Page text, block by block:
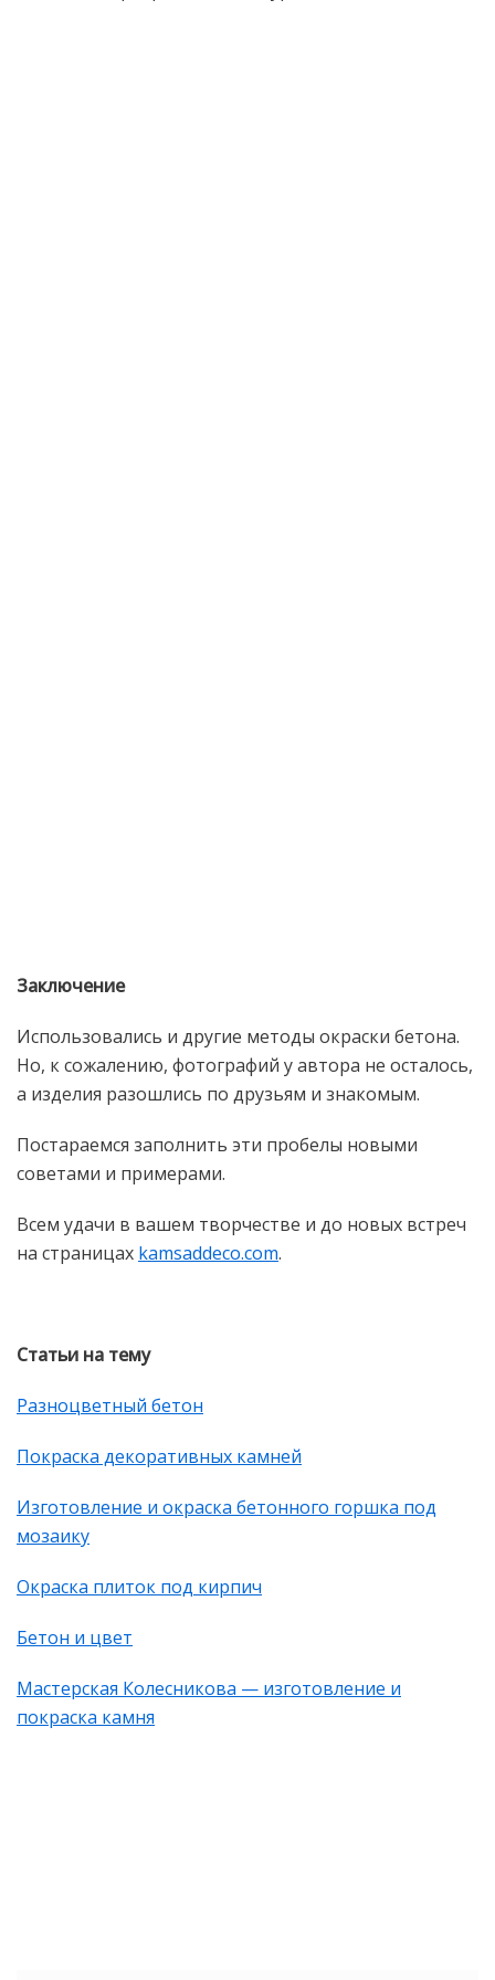
Заключение
Использовались и другие методы окраски бетона.
Но, к сожалению, фотографий у автора не осталось,
а изделия разошлись по друзьям и знакомым.
Постараемся заполнить эти пробелы новыми
советами и примерами.
Всем удачи в вашем творчестве и до новых встреч
на страницах kamsaddeco.com.
Статьи на тему
Разноцветный бетон
Покраска декоративных камней
Изготовление и окраска бетонного горшка под
мозаику
Окраска плиток под кирпич
Бетон и цвет
Мастерская Колесникова — изготовление и
покраска камня